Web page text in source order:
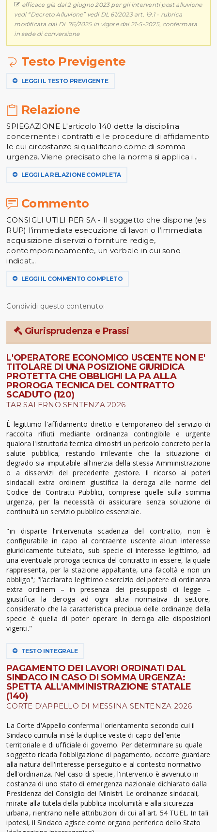
efficace già dal 2 giugno 2023 per gli interventi post alluvione
vedi “Decreto Alluvione” vedi DL 61/2023 art. 19.1 - rubrica
modificata dal DL 76/2025 in vigore dal 21-5-2025, confermata
in sede di conversione
Testo Previgente
LEGGI IL TESTO PREVIGENTE
Relazione
SPIEGAZIONE L'articolo 140 detta la disciplina
concernente i contratti e le procedure di affidamento
le cui circostanze si qualificano come di somma
urgenza. Viene precisato che la norma si applica i...
LEGGI LA RELAZIONE COMPLETA
Commento
CONSIGLI UTILI PER SA - Il soggetto che dispone (es
RUP) l’immediata esecuzione di lavori o l’immediata
acquisizione di servizi o forniture redige,
contemporaneamente, un verbale in cui sono
indicat...
LEGGI IL COMMENTO COMPLETO
Condividi questo contenuto:
Giurisprudenza e Prassi
L'OPERATORE ECONOMICO USCENTE NON E'
TITOLARE DI UNA POSIZIONE GIURIDICA
PROTETTA CHE OBBLIGHI LA PA ALLA
PROROGA TECNICA DEL CONTRATTO
SCADUTO (120)
TAR SALERNO SENTENZA 2026
È legittimo l'affidamento diretto e temporaneo del servizio di
raccolta rifiuti mediante ordinanza contingibile e urgente
qualora l'istruttoria tecnica dimostri un pericolo concreto per la
salute pubblica, restando irrilevante che la situazione di
degrado sia imputabile all'inerzia della stessa Amministrazione
o a disservizi del precedente gestore. Il ricorso ai poteri
sindacali extra ordinem giustifica la deroga alle norme del
Codice dei Contratti Pubblici, comprese quelle sulla somma
urgenza, per la necessità di assicurare senza soluzione di
continuità un servizio pubblico essenziale.
"in disparte l’intervenuta scadenza del contratto, non è
configurabile in capo al contraente uscente alcun interesse
giuridicamente tutelato, sub specie di interesse legittimo, ad
una eventuale proroga tecnica del contratto in essere, la quale
rappresenta, per la stazione appaltante, una facoltà e non un
obbligo"; "l’acclarato legittimo esercizio del potere di ordinanza
extra ordinem – in presenza dei presupposti di legge –
giustifica la deroga ad ogni altra normativa di settore,
considerato che la caratteristica precipua delle ordinanze della
specie è quella di poter operare in deroga alle disposizioni
vigenti."
TESTO INTEGRALE
PAGAMENTO DEI LAVORI ORDINATI DAL
SINDACO IN CASO DI SOMMA URGENZA:
SPETTA ALL'AMMINISTRAZIONE STATALE
(140)
CORTE D'APPELLO DI MESSINA SENTENZA 2026
La Corte d'Appello conferma l'orientamento secondo cui il
Sindaco cumula in sé la duplice veste di capo dell'ente
territoriale e di ufficiale di governo. Per determinare su quale
soggetto ricada l'obbligazione di pagamento, occorre guardare
alla natura dell'interesse perseguito e al contesto normativo
dell'ordinanza. Nel caso di specie, l'intervento è avvenuto in
costanza di uno stato di emergenza nazionale dichiarato dalla
Presidenza del Consiglio dei Ministri. Le ordinanze sindacali,
mirate alla tutela della pubblica incolumità e alla sicurezza
urbana, rientrano nelle attribuzioni di cui all'art. 54 TUEL. In tali
ipotesi, il Sindaco agisce come organo periferico dello Stato